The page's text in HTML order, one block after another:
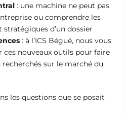
: une machine ne peut pas
ou comprendre les
stratégiques d’un dossier
: à l’ICS Bégué, nous vous
nouveaux outils pour faire
recherchés sur le marché du
les questions que se posait